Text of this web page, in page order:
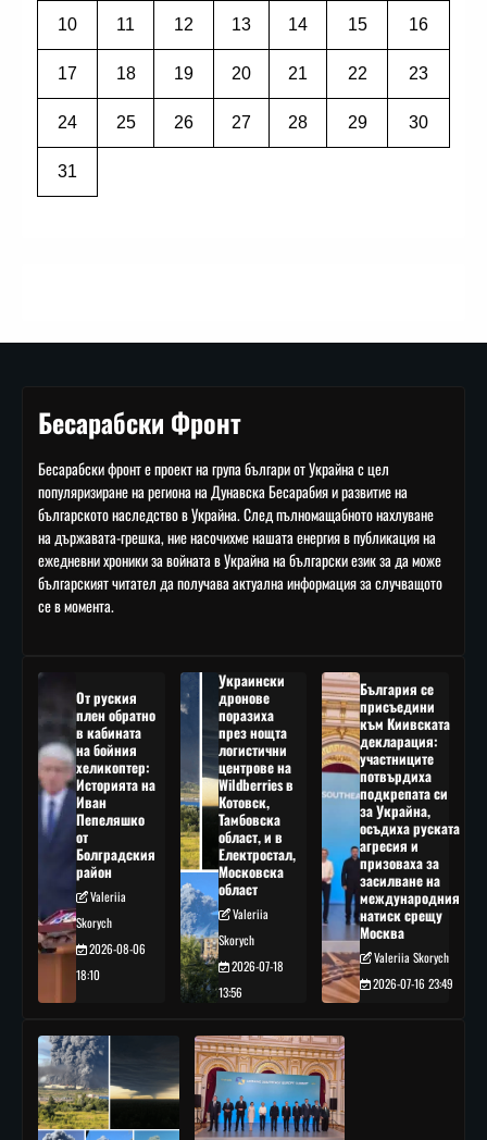
10 11 12 13 14 15 16
17 18 19 20 21 22 23
24 25 26 27 28 29 30
31
Бесарабски Фронт
Бесарабски фронт е проект на група българи от Украйна с цел
популяризиране на региона на Дунавска Бесарабия и развитие на
българското наследство в Украйна. След пълномащабното нахлуване
на държавата-грешка, ние насочихме нашата енергия в публикация на
ежедневни хроники за войната в Украйна на български език за да може
българският читател да получава актуална информация за случващото
се в момента.
От руския
плен обратно
в кабината
на бойния
хеликоптер:
Историята на
Иван
Пепеляшко
от
Болградския
район
Valeriia
Skorych
2026-08-06
18:10
Украински
дронове
поразиха
през нощта
логистични
центрове на
Wildberries в
Котовск,
Тамбовска
област, и в
Електростал,
Московска
област
Valeriia
Skorych
2026-07-18
13:56
България се
присъедини
към Киивската
декларация:
участниците
потвърдиха
подкрепата си
за Украйна,
осъдиха руската
агресия и
призоваха за
засилване на
международния
натиск срещу
Москва
Valeriia Skorych
2026-07-16 23:49